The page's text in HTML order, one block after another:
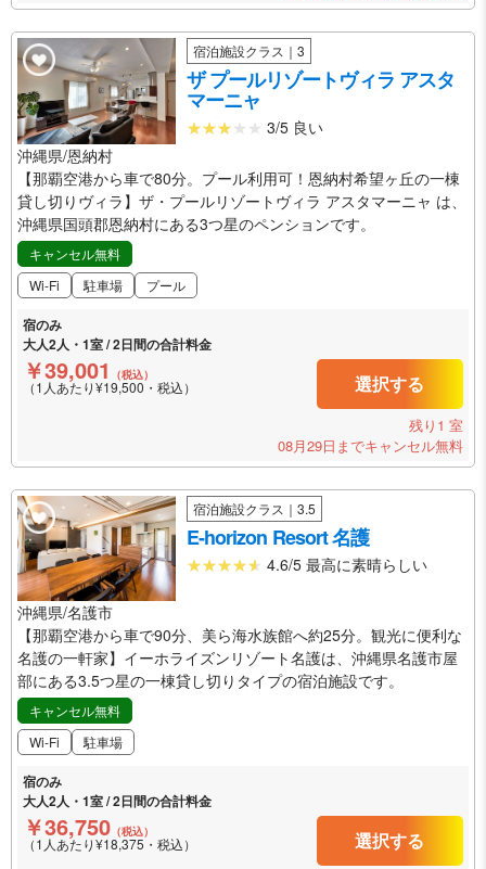
宿泊施設クラス｜3
ザ プールリゾートヴィラ アスタ
マーニャ
3/5 良い
沖縄県/恩納村
【那覇空港から車で80分。プール利用可！恩納村希望ヶ丘の一棟
貸し切りヴィラ】ザ・プールリゾートヴィラ アスタマーニャ は、
沖縄県国頭郡恩納村にある3つ星のペンションです。
キャンセル無料
Wi-Fi
駐車場 プール
宿のみ
大人2人・1室 / 2日間の合計料金
￥39,001 （税込）
（1人あたり¥19,500・税込） 選択する
残り1 室
08月29日までキャンセル無料
宿泊施設クラス｜3.5
E-horizon Resort 名護
4.6/5 最高に素晴らしい
沖縄県/名護市
【那覇空港から車で90分、美ら海水族館へ約25分。観光に便利な
名護の一軒家】イーホライズンリゾート名護は、沖縄県名護市屋
部にある3.5つ星の一棟貸し切りタイプの宿泊施設です。
キャンセル無料
Wi-Fi
駐車場
宿のみ
大人2人・1室 / 2日間の合計料金
￥36,750 （税込）
（1人あたり¥18,375・税込） 選択する